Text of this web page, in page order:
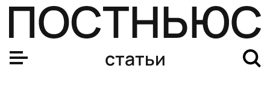
статьи
Российские нефть и газ до сих пор проходят через